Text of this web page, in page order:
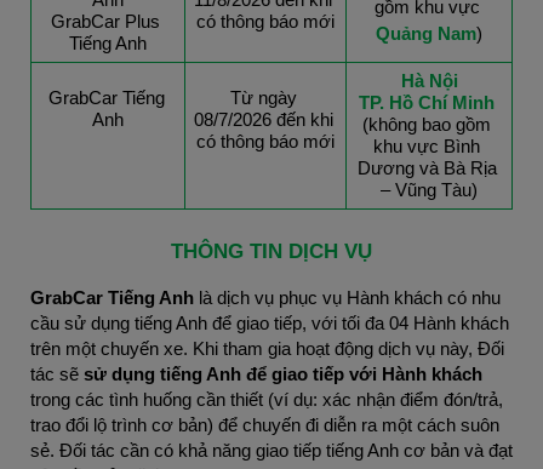
GrabCar Plus
Tiếng Anh
có thông báo mới
Quảng Nam)
GrabCar Tiếng
Anh
Từ ngày
08/7/2026 đến khi
có thông báo mới
Hà Nội
TP. Hồ Chí Minh
(không bao gồm
khu vực Bình
Dương và Bà Rịa
– Vũng Tàu)
THÔNG TIN DỊCH VỤ
GrabCar Tiếng Anh là dịch vụ phục vụ Hành khách có nhu
cầu sử dụng tiếng Anh để giao tiếp, với tối đa 04 Hành khách
trên một chuyến xe. Khi tham gia hoạt động dịch vụ này, Đối
tác sẽ sử dụng tiếng Anh để giao tiếp với Hành khách
trong các tình huống cần thiết (ví dụ: xác nhận điểm đón/trả,
trao đổi lộ trình cơ bản) để chuyến đi diễn ra một cách suôn
sẻ. Đối tác cần có khả năng giao tiếp tiếng Anh cơ bản và đạt